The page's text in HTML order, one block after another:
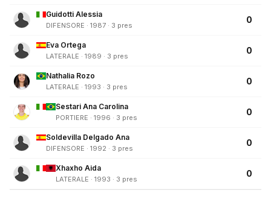
Guidotti Alessia
DIFENSORE · 1987 · 3 pres
0
Eva Ortega
LATERALE · 1989 · 3 pres
0
Nathalia Rozo
LATERALE · 1993 · 3 pres
0
Sestari Ana Carolina
PORTIERE · 1996 · 3 pres
0
Soldevilla Delgado Ana
DIFENSORE · 1992 · 3 pres
0
Xhaxho Aida
LATERALE · 1993 · 3 pres
0